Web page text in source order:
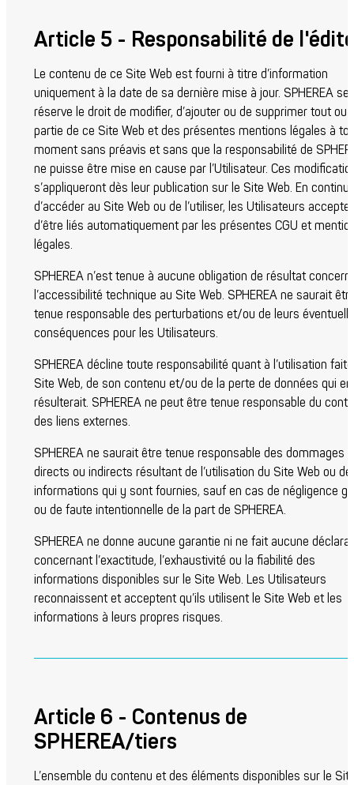
Article 5 - Responsabilité de
Le contenu de ce Site Web est fourni à titre d’information
uniquement à la date de sa dernière mise à jour. SPHEREA se
réserve le droit de modifier, d’ajouter ou de supprimer tout ou
partie de ce Site Web et des présentes mentions légales à
moment sans préavis et sans que la responsabilité de
ne puisse être mise en cause par l’Utilisateur. Ces
s’appliqueront dès leur publication sur le Site Web. En
d’accéder au Site Web ou de l’utiliser, les Utilisateurs
d’être liés automatiquement par les présentes CGU et
légales.
SPHEREA n’est tenue à aucune obligation de résultat
l’accessibilité technique au Site Web. SPHEREA ne saurait
tenue responsable des perturbations et/ou de leurs
conséquences pour les Utilisateurs.
SPHEREA décline toute responsabilité quant à l’utilisation
Site Web, de son contenu et/ou de la perte de données qui en
résulterait. SPHEREA ne peut être tenue responsable du
des liens externes.
SPHEREA ne saurait être tenue responsable des dommages
directs ou indirects résultant de l’utilisation du Site Web ou
informations qui y sont fournies, sauf en cas de négligence
ou de faute intentionnelle de la part de SPHEREA.
SPHEREA ne donne aucune garantie ni ne fait aucune
concernant l’exactitude, l’exhaustivité ou la fiabilité des
informations disponibles sur le Site Web. Les Utilisateurs
reconnaissent et acceptent qu’ils utilisent le Site Web et les
informations à leurs propres risques.
Article 6 - Contenus de
SPHEREA/tiers
L’ensemble du contenu et des éléments disponibles sur le